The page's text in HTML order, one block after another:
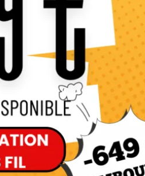
d’utilisation optimal
pour
les élagueurs. Elle combine
pour répondre aux exigences
offre un rapport poids/
modèles plus volumineux tout
à course courte et la
facile , uneaccélération
que soit le type de bois ou les
Elle intègre plusieurs
quotidien :
Low Vib un
vibrations aux mains et aux
moteur même après des